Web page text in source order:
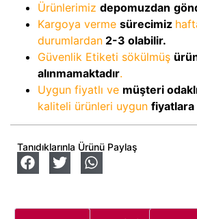
Ürünlerimiz depomuzdan
Kargoya verme sürecimiz
durumlardan 2-3 olabilir.
Güvenlik Etiketi sökülmüş
alınmamaktadır.
Uygun fiyatlı ve müşteri
kaliteli ürünleri uygun fiyatlara
Tanıdıklarınla Ürünü Paylaş